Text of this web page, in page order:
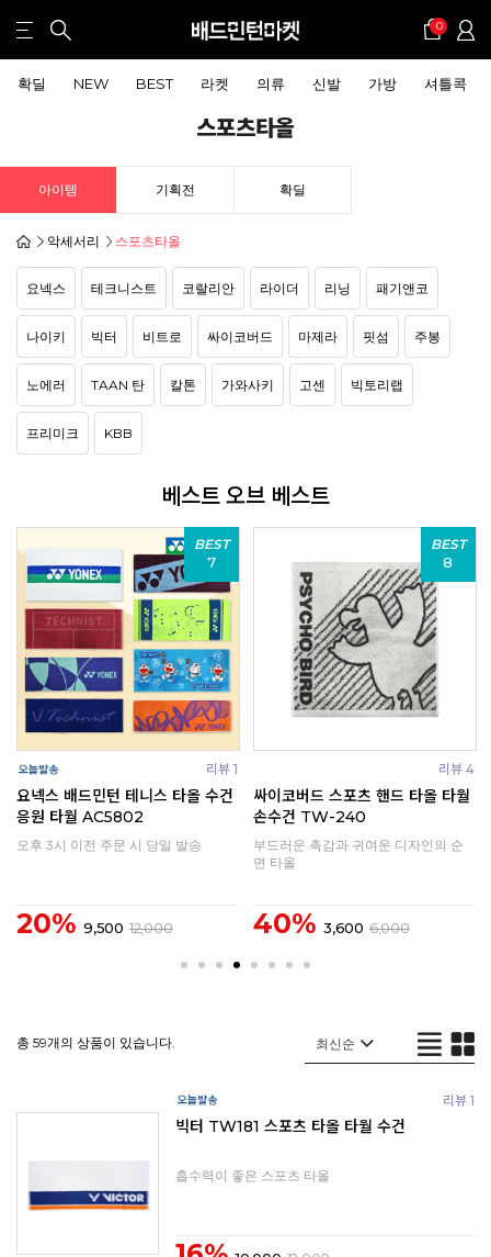
0
확딜 NEW BEST 라켓 의류 신발 가방 셔틀콕
스포츠타올
아이템 기획전 확딜
악세서리 스포츠타올
요넥스 테크니스트 코랄리안 라이더 리닝 패기앤코
나이키 빅터 비트로 싸이코버드 마제라 핏섬 주봉
노에러 TAAN 탄 칼톤 가와사키 고센 빅토리랩
프리미크 KBB
베스트 오브 베스트
8
리뷰 4
타월
의 순
나이키 쿨링 타월 스몰 스포츠 우븐
타올 수건 AC4104-010
가볍고 시원한 쿨타올
15% 28,000
요넥스 AC1091YX 스포츠
월 수건 배드민턴 테니스
흡수력 우수한 면 100% 타월
10% 26,000
총 59개의 상품이 있습니다.
리뷰 1
빅터 TW181 스포츠 타올 타월 수건
흡수력이 좋은 스포츠 타올